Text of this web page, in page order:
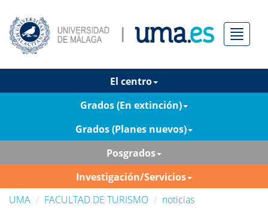
Menú
El centro
Grados (En extinción)
Grados (Planes nuevos)
Posgrados
Investigación/Servicios
UMA
FACULTAD DE TURISMO
noticias